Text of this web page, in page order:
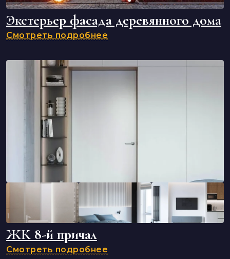
Экстерьер фасада деревянного дома
Смотреть подробнее
ЖК 8-й причал
Смотреть подробнее